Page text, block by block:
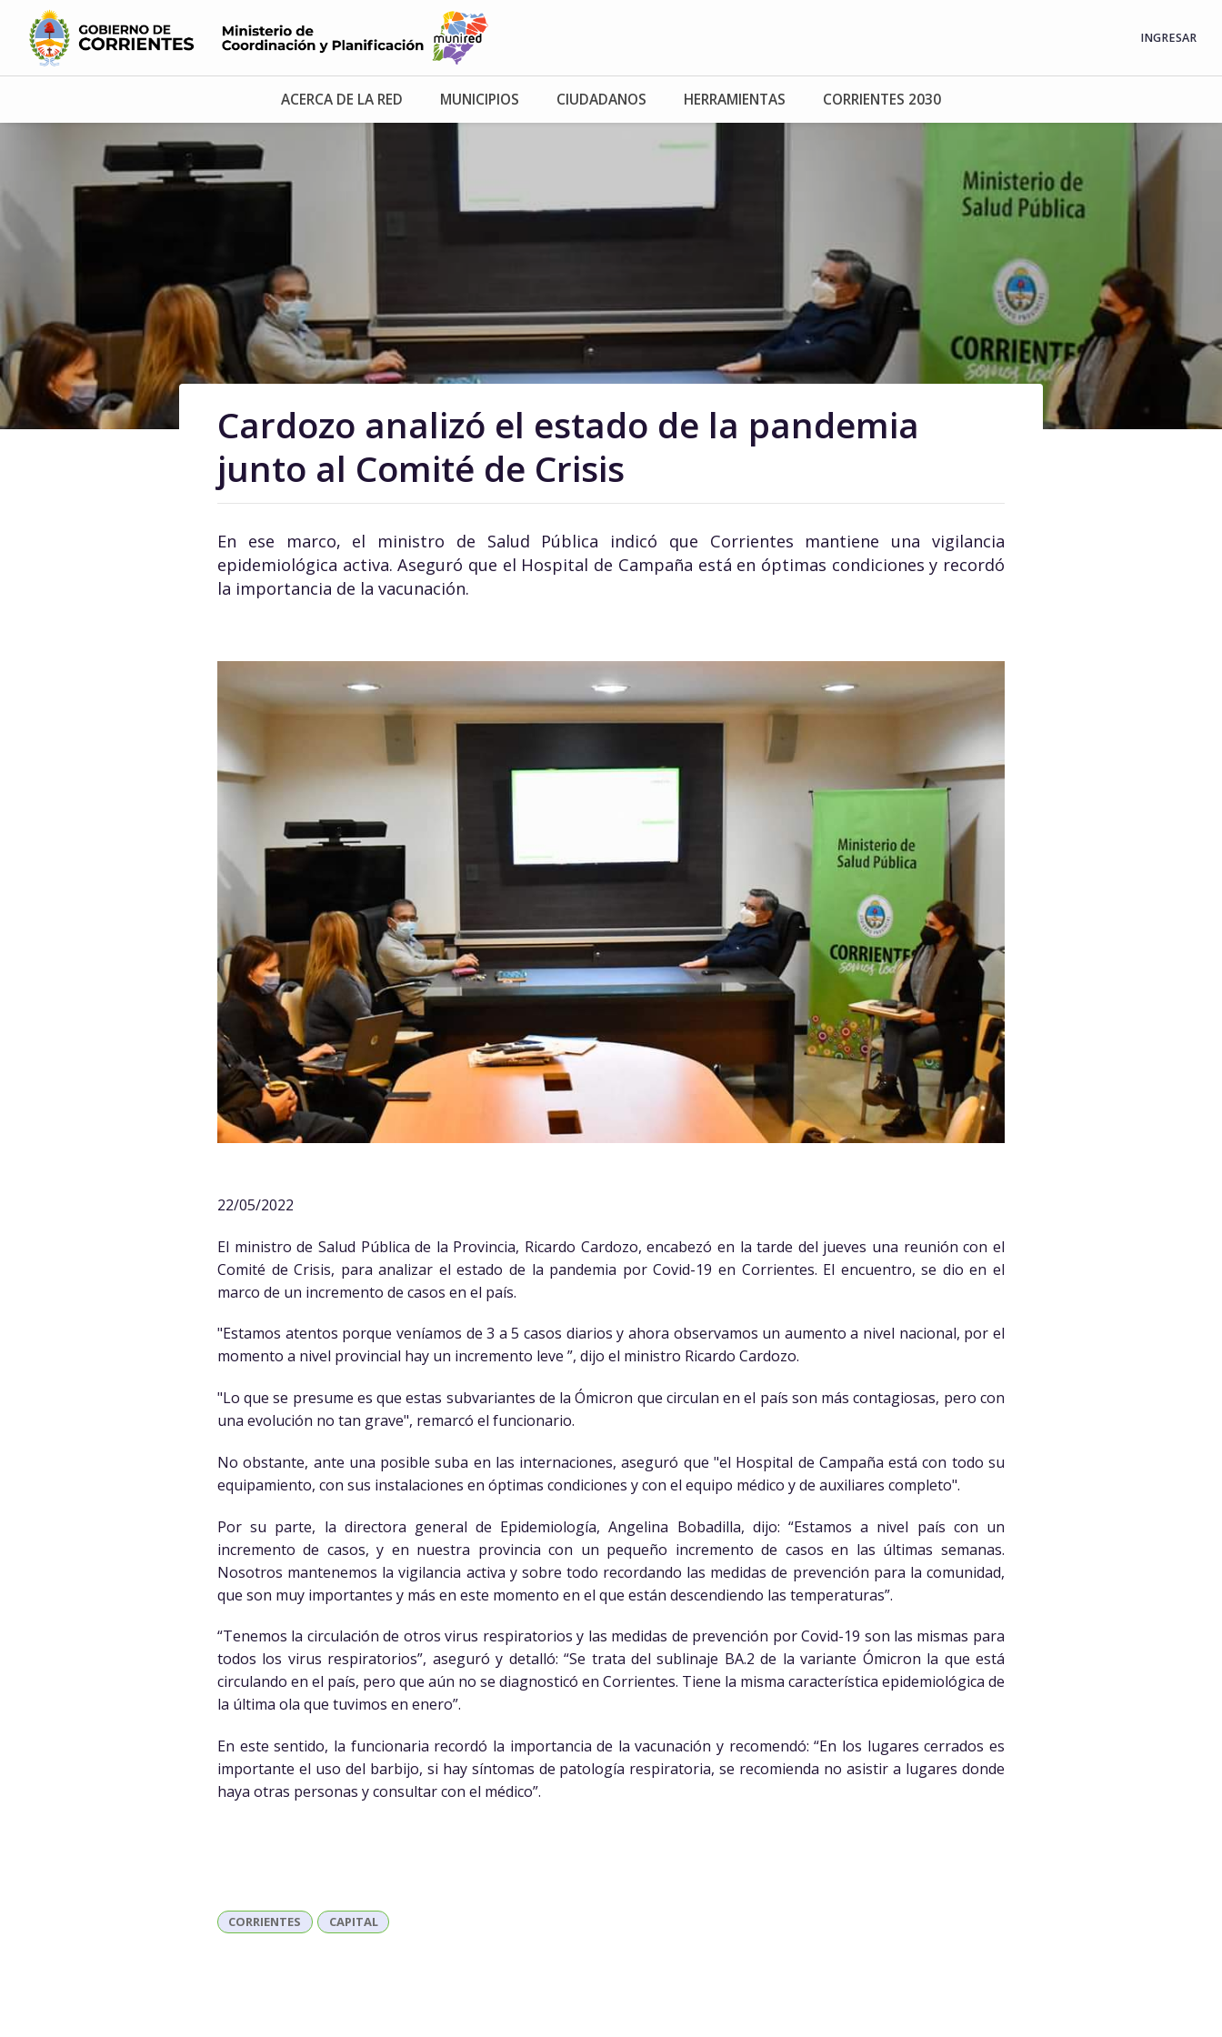
INGRESAR
ACERCA DE LA RED MUNICIPIOS CIUDADANOS HERRAMIENTAS CORRIENTES 2030
Cardozo analizó el estado de la pandemia
junto al Comité de Crisis
En ese marco, el ministro de Salud Pública indicó que Corrientes mantiene una vigilancia
epidemiológica activa. Aseguró que el Hospital de Campaña está en óptimas condiciones y recordó
la importancia de la vacunación.
22/05/2022
El ministro de Salud Pública de la Provincia, Ricardo Cardozo, encabezó en la tarde del jueves una reunión con el
Comité de Crisis, para analizar el estado de la pandemia por Covid-19 en Corrientes. El encuentro, se dio en el
marco de un incremento de casos en el país.
"Estamos atentos porque veníamos de 3 a 5 casos diarios y ahora observamos un aumento a nivel nacional, por el
momento a nivel provincial hay un incremento leve ”, dijo el ministro Ricardo Cardozo.
"Lo que se presume es que estas subvariantes de la Ómicron que circulan en el país son más contagiosas, pero con
una evolución no tan grave", remarcó el funcionario.
No obstante, ante una posible suba en las internaciones, aseguró que "el Hospital de Campaña está con todo su
equipamiento, con sus instalaciones en óptimas condiciones y con el equipo médico y de auxiliares completo".
Por su parte, la directora general de Epidemiología, Angelina Bobadilla, dijo: “Estamos a nivel país con un
incremento de casos, y en nuestra provincia con un pequeño incremento de casos en las últimas semanas.
Nosotros mantenemos la vigilancia activa y sobre todo recordando las medidas de prevención para la comunidad,
que son muy importantes y más en este momento en el que están descendiendo las temperaturas”.
“Tenemos la circulación de otros virus respiratorios y las medidas de prevención por Covid-19 son las mismas para
todos los virus respiratorios”, aseguró y detalló: “Se trata del sublinaje BA.2 de la variante Ómicron la que está
circulando en el país, pero que aún no se diagnosticó en Corrientes. Tiene la misma característica epidemiológica de
la última ola que tuvimos en enero”.
En este sentido, la funcionaria recordó la importancia de la vacunación y recomendó: “En los lugares cerrados es
importante el uso del barbijo, si hay síntomas de patología respiratoria, se recomienda no asistir a lugares donde
haya otras personas y consultar con el médico”.
CORRIENTES CAPITAL